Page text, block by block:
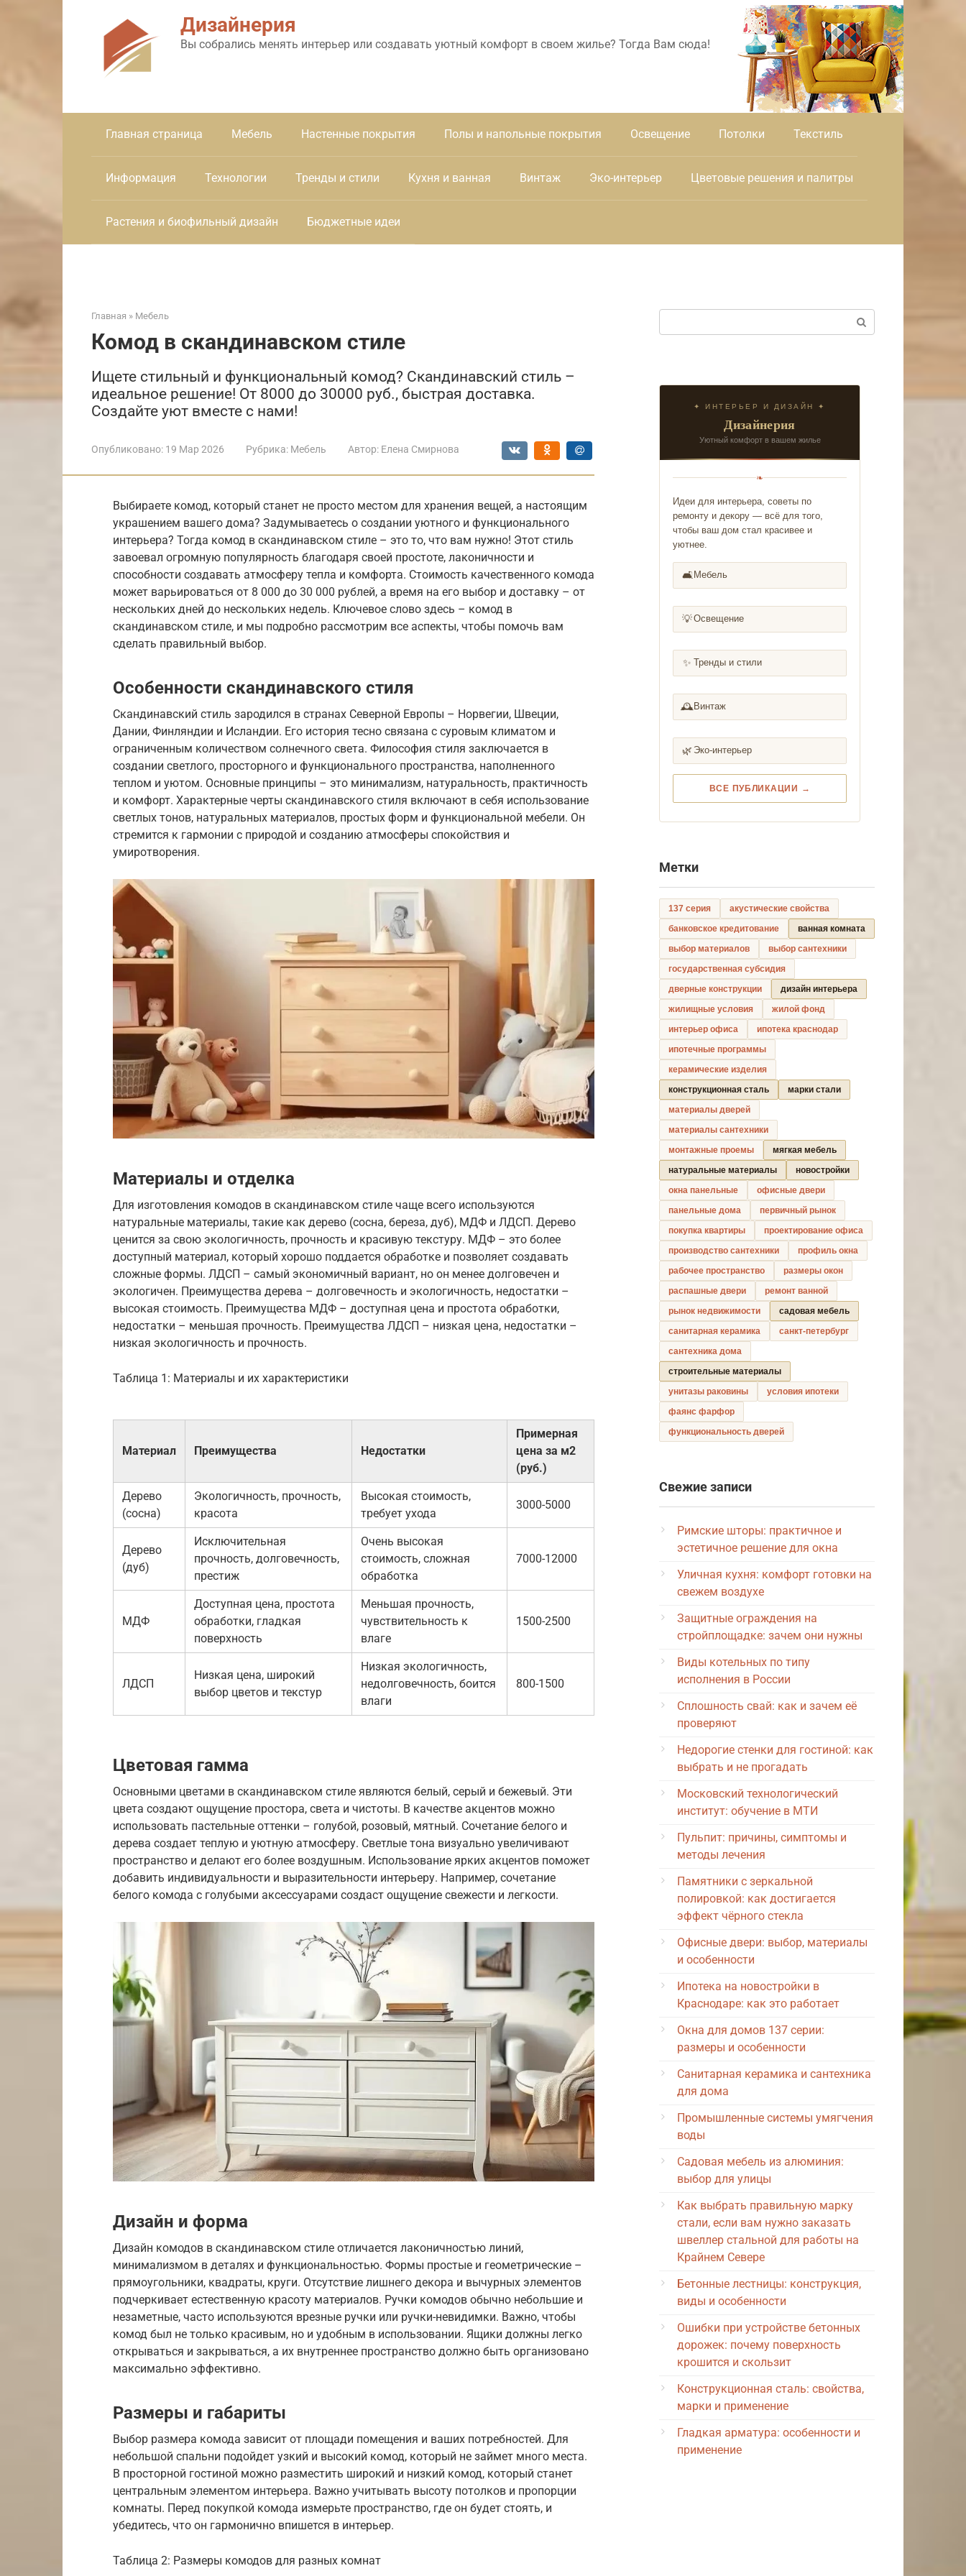
Дизайнерия
Вы собрались менять интерьер или создавать уютный комфорт в своем жилье? Тогда Вам сюда!
Главная страница Мебель Настенные покрытия Полы и напольные покрытия Освещение Потолки Текстиль
Информация Технологии Тренды и стили Кухня и ванная Винтаж Эко-интерьер Цветовые решения и палитры
Растения и биофильный дизайн Бюджетные идеи
Главная » Мебель
Комод в скандинавском стиле
Ищете стильный и функциональный комод? Скандинавский стиль –
идеальное решение! От 8000 до 30000 руб., быстрая доставка.
Создайте уют вместе с нами!
Опубликовано: 19 Мар 2026 Рубрика: Мебель Автор: Елена Смирнова
Выбираете комод, который станет не просто местом для хранения вещей, а настоящим
украшением вашего дома? Задумываетесь о создании уютного и функционального
интерьера? Тогда комод в скандинавском стиле – это то, что вам нужно! Этот стиль
завоевал огромную популярность благодаря своей простоте, лаконичности и
способности создавать атмосферу тепла и комфорта. Стоимость качественного комода
может варьироваться от 8 000 до 30 000 рублей, а время на его выбор и доставку – от
нескольких дней до нескольких недель. Ключевое слово здесь – комод в
скандинавском стиле, и мы подробно рассмотрим все аспекты, чтобы помочь вам
сделать правильный выбор.
Особенности скандинавского стиля
Скандинавский стиль зародился в странах Северной Европы – Норвегии, Швеции,
Дании, Финляндии и Исландии. Его история тесно связана с суровым климатом и
ограниченным количеством солнечного света. Философия стиля заключается в
создании светлого, просторного и функционального пространства, наполненного
теплом и уютом. Основные принципы – это минимализм, натуральность, практичность
и комфорт. Характерные черты скандинавского стиля включают в себя использование
светлых тонов, натуральных материалов, простых форм и функциональной мебели. Он
стремится к гармонии с природой и созданию атмосферы спокойствия и
умиротворения.
Материалы и отделка
Для изготовления комодов в скандинавском стиле чаще всего используются
натуральные материалы, такие как дерево (сосна, береза, дуб), МДФ и ЛДСП. Дерево
ценится за свою экологичность, прочность и красивую текстуру. МДФ – это более
доступный материал, который хорошо поддается обработке и позволяет создавать
сложные формы. ЛДСП – самый экономичный вариант, но он менее долговечен и
экологичен. Преимущества дерева – долговечность и экологичность, недостатки –
высокая стоимость. Преимущества МДФ – доступная цена и простота обработки,
недостатки – меньшая прочность. Преимущества ЛДСП – низкая цена, недостатки –
низкая экологичность и прочность.
Таблица 1: Материалы и их характеристики
Материал Преимущества Недостатки
Примерная
цена за м2
(руб.)
Дерево
(сосна)
Экологичность, прочность,
красота
Высокая стоимость,
требует ухода
3000-5000
Дерево
(дуб)
Исключительная
прочность, долговечность,
престиж
Очень высокая
стоимость, сложная
обработка
7000-12000
МДФ
Доступная цена, простота
обработки, гладкая
поверхность
Меньшая прочность,
чувствительность к
влаге
1500-2500
ЛДСП
Низкая цена, широкий
выбор цветов и текстур
Низкая экологичность,
недолговечность, боится
влаги
800-1500
Цветовая гамма
Основными цветами в скандинавском стиле являются белый, серый и бежевый. Эти
цвета создают ощущение простора, света и чистоты. В качестве акцентов можно
использовать пастельные оттенки – голубой, розовый, мятный. Сочетание белого и
дерева создает теплую и уютную атмосферу. Светлые тона визуально увеличивают
пространство и делают его более воздушным. Использование ярких акцентов поможет
добавить индивидуальности и выразительности интерьеру. Например, сочетание
белого комода с голубыми аксессуарами создаст ощущение свежести и легкости.
Дизайн и форма
Дизайн комодов в скандинавском стиле отличается лаконичностью линий,
минимализмом в деталях и функциональностью. Формы простые и геометрические –
прямоугольники, квадраты, круги. Отсутствие лишнего декора и вычурных элементов
подчеркивает естественную красоту материалов. Ручки комодов обычно небольшие и
незаметные, часто используются врезные ручки или ручки-невидимки. Важно, чтобы
комод был не только красивым, но и удобным в использовании. Ящики должны легко
открываться и закрываться, а их внутреннее пространство должно быть организовано
максимально эффективно.
Размеры и габариты
Выбор размера комода зависит от площади помещения и ваших потребностей. Для
небольшой спальни подойдет узкий и высокий комод, который не займет много места.
В просторной гостиной можно разместить широкий и низкий комод, который станет
центральным элементом интерьера. Важно учитывать высоту потолков и пропорции
комнаты. Перед покупкой комода измерьте пространство, где он будет стоять, и
убедитесь, что он гармонично впишется в интерьер.
Таблица 2: Размеры комодов для разных комнат
✦ ИНТЕРЬЕР И ДИЗАЙН ✦
Дизайнерия
Уютный комфорт в вашем жилье
❧
Идеи для интерьера, советы по
ремонту и декору — всё для того,
чтобы ваш дом стал красивее и
уютнее.
🛋️ Мебель
💡Освещение
✨ Тренды и стили
🕰️ Винтаж
🌿 Эко-интерьер
ВСЕ ПУБЛИКАЦИИ →
Метки
137 серия
акустические свойства
банковское кредитование
ванная комната
выбор материалов
выбор сантехники
государственная субсидия
дверные конструкции
дизайн интерьера
жилищные условия
жилой фонд
интерьер офиса
ипотека краснодар
ипотечные программы
керамические изделия
конструкционная сталь
марки стали
материалы дверей
материалы сантехники
монтажные проемы
мягкая мебель
натуральные материалы
новостройки
окна панельные
офисные двери
панельные дома
первичный рынок
покупка квартиры
проектирование офиса
производство сантехники
профиль окна
рабочее пространство
размеры окон
распашные двери
ремонт ванной
рынок недвижимости
садовая мебель
санитарная керамика
санкт-петербург
сантехника дома
строительные материалы
унитазы раковины
условия ипотеки
фаянс фарфор
функциональность дверей
Свежие записи
Римские шторы: практичное и
эстетичное решение для окна
Уличная кухня: комфорт готовки на
свежем воздухе
Защитные ограждения на
стройплощадке: зачем они нужны
Виды котельных по типу
исполнения в России
Сплошность свай: как и зачем её
проверяют
Недорогие стенки для гостиной: как
выбрать и не прогадать
Московский технологический
институт: обучение в МТИ
Пульпит: причины, симптомы и
методы лечения
Памятники с зеркальной
полировкой: как достигается
эффект чёрного стекла
Офисные двери: выбор, материалы
и особенности
Ипотека на новостройки в
Краснодаре: как это работает
Окна для домов 137 серии:
размеры и особенности
Санитарная керамика и сантехника
для дома
Промышленные системы умягчения
воды
Садовая мебель из алюминия:
выбор для улицы
Как выбрать правильную марку
стали, если вам нужно заказать
швеллер стальной для работы на
Крайнем Севере
Бетонные лестницы: конструкция,
виды и особенности
Ошибки при устройстве бетонных
дорожек: почему поверхность
крошится и скользит
Конструкционная сталь: свойства,
марки и применение
Гладкая арматура: особенности и
применение